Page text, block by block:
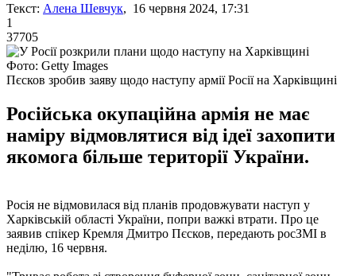
Текст: Алена Шевчук, 16 червня 2024, 17:31
1
37705
Фото: Getty Images
Пєсков зробив заяву щодо наступу армії Росії на Харківщині
Російська окупаційна армія не має
наміру відмовлятися від ідеї захопити
якомога більше території України.
Росія не відмовилася від планів продовжувати наступ у
Харківській області України, попри важкі втрати. Про це
заявив спікер Кремля Дмитро Пєсков, передають росЗМІ в
неділю, 16 червня.